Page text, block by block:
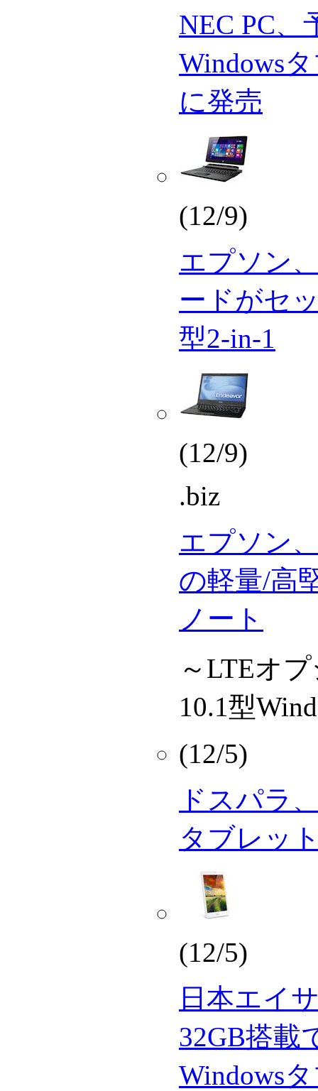
NEC PC、
Windows
に発売
(12/9)
エプソン
ードがセ
型2-in-1
(12/9)
.biz
エプソン
の軽量/高
ノート
～LTEオ
10.1型
(12/5)
ドスパラ
タブレッ
(12/5)
日本エイ
32GB搭載
Windows